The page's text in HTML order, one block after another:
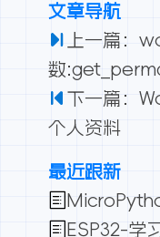
文章导航
上一篇：
数
下一篇：
个人资料
最近跟新
ESP32-学